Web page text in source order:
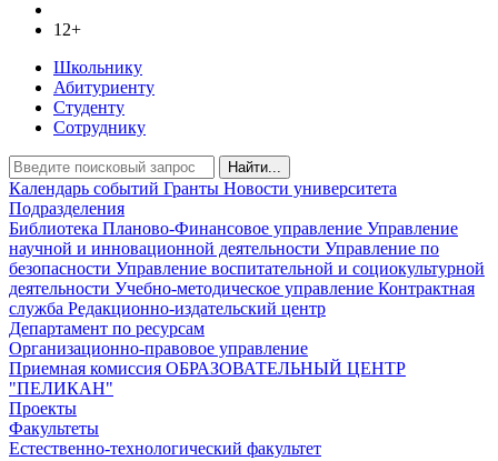
12+
Школьнику
Абитуриенту
Студенту
Сотруднику
Найти...
Календарь событий Гранты Новости университета
Подразделения
Библиотека Планово-Финансовое управление Управление
научной и инновационной деятельности Управление по
безопасности Управление воспитательной и социокультурной
деятельности Учебно-методическое управление Контрактная
служба Редакционно-издательский центр
Департамент по ресурсам
Организационно-правовое управление
Приемная комиссия ОБРАЗОВАТЕЛЬНЫЙ ЦЕНТР
"ПЕЛИКАН"
Проекты
Факультеты
Естественно-технологический факультет